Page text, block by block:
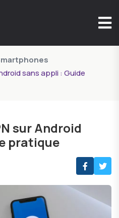
sans appli : Guide
sur Android
pratique